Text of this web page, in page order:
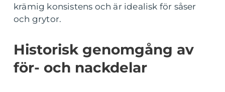
krämig konsistens och är idealisk för såser
och grytor.
Historisk genomgång av
för- och nackdelar